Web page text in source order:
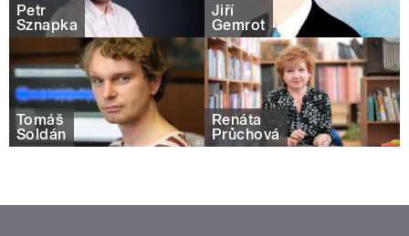
Petr
Sznapka
Jiří
Gemrot
Tomáš
Soldán
Renáta
Průchová